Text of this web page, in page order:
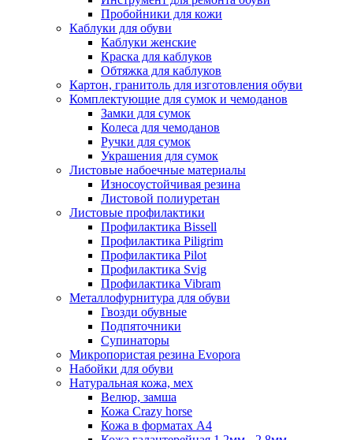
Пробойники для кожи
Каблуки для обуви
Каблуки женские
Краска для каблуков
Обтяжка для каблуков
Картон, гранитоль для изготовления обуви
Комплектующие для сумок и чемоданов
Замки для сумок
Колеса для чемоданов
Ручки для сумок
Украшения для сумок
Листовые набоечные материалы
Износоустойчивая резина
Листовой полиуретан
Листовые профилактики
Профилактика Bissell
Профилактика Piligrim
Профилактика Pilot
Профилактика Svig
Профилактика Vibram
Металлофурнитура для обуви
Гвозди обувные
Подпяточники
Супинаторы
Микропористая резина Evopora
Набойки для обуви
Натуральная кожа, мех
Велюр, замша
Кожа Crazy horse
Кожа в форматах А4